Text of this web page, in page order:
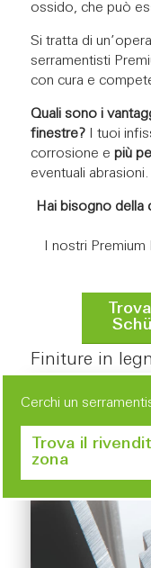
ossido, che può
Si tratta di
serramentisti
con cura e
Quali sono i
finestre?I tuoi
corrosione e più
eventuali abrasioni.
Hai bisogno della
I nostri
Finiture in
Cerchi un
Trova il
zona